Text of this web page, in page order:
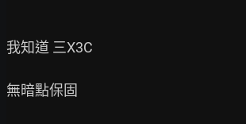
我知道 三X3C
無暗點保固